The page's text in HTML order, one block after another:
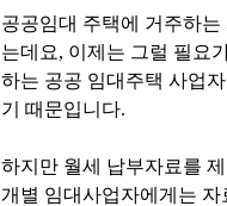
공공임대 주택에 거주하
는데요, 이제는 그럴 필요
하는 공공 임대주택 사업
기 때문입니다.
하지만 월세 납부자료를
개별 임대사업자에게는